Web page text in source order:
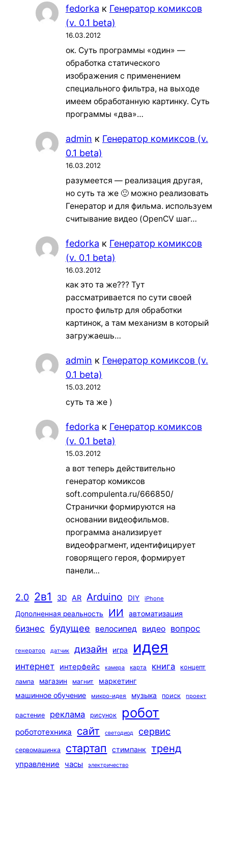
fedorka к Генератор комиксов
(v. 0.1 beta)
16.03.2012
ок. Суть программы «один» —
обработка статического
изображения с применением
специального фильтра, на выходе
имеем обработанную картинку. Суть
программы «два»…
admin к Генератор комиксов (v.
0.1 beta)
16.03.2012
разумеется — реализация другая,
но суть та же 🙂 можно реализовать
Генератор и для фильма. используем
считывание видео (OpenCV шаг…
fedorka к Генератор комиксов
(v. 0.1 beta)
16.03.2012
как это та же??? Тут
рассматривается по сути своей
просто фильтр для обработки
картинок, а там механизм в который
загружаешь…
admin к Генератор комиксов (v.
0.1 beta)
15.03.2012
суть та же )
fedorka к Генератор комиксов
(v. 0.1 beta)
15.03.2012
а вот теперь действительно
генератор комиксов
soft.compulenta.ru/666850/
Странички формируются на
основании видеофильмов.
программа анализирует
видеофрагмент, идентифицирует
говорящего героя, формирует
панели…
2.0 2в1 3D AR Arduino DIY iPhone
Дополненная реальность ИИ автоматизация
бизнес будущее велосипед видео вопрос
генератор датчик дизайн игра идея
интернет интерфейс камера карта книга
концепт
лампа
магазин магнит
маркетинг
машинное обучение
микро-идея музыка поиск проект
растение реклама рисунок робот
робототехника сайт светодиод сервис
сервомашинка стартап стимпанк тренд
управление часы электричество